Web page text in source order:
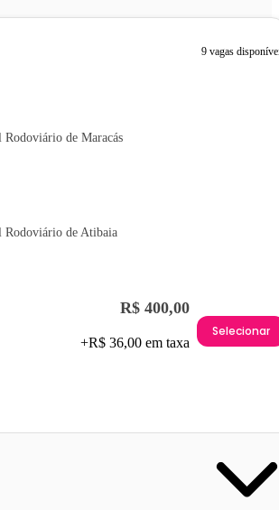
9 vagas
Rodoviário de Maracás
Rodoviário de Atibaia
R$ 400,00
+R$ 36,00 em taxa
Selecionar